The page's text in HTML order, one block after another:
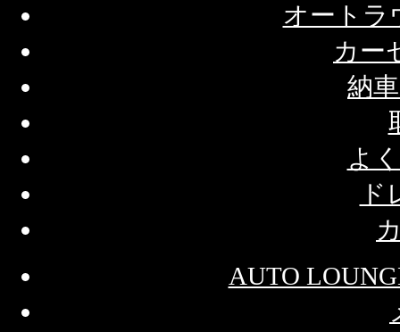
オートラ
カー
納
よ
ド
AUTO